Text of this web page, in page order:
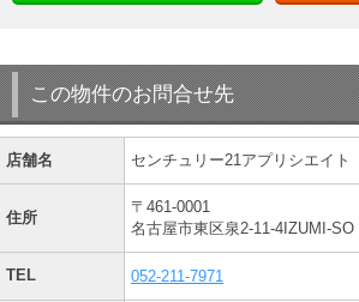
この物件のお問合せ先
店舗名 センチュリー21アプリシエイト
住所
〒461-0001
名古屋市東区泉2-11-4IZUMI-SO
TEL 052-211-7971